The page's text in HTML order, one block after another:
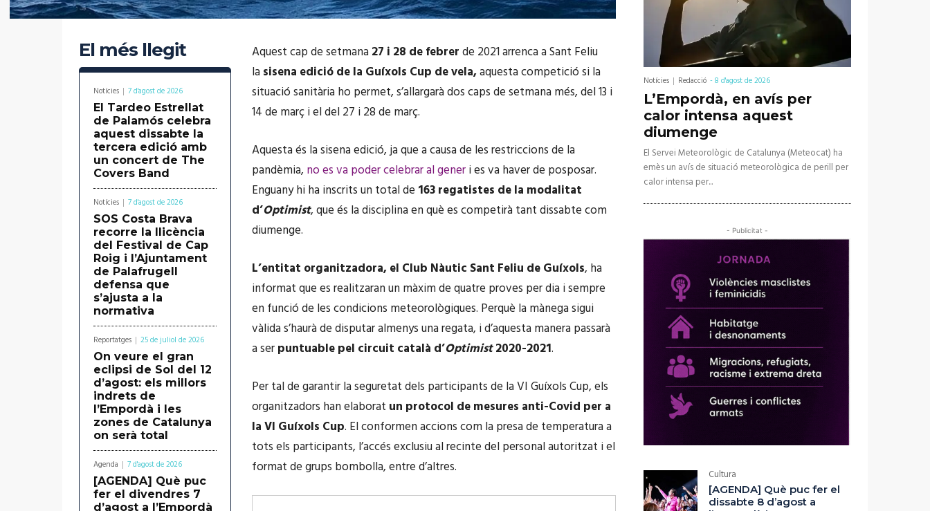
El més llegit
Notícies 7 d'agost de 2026
El Tardeo Estrellat
de Palamós celebra
aquest dissabte la
tercera edició amb
un concert de The
Covers Band
Notícies 7 d'agost de 2026
SOS Costa Brava
recorre la llicència
del Festival de Cap
Roig i l’Ajuntament
de Palafrugell
defensa que
s’ajusta a la
normativa
Reportatges 25 de juliol de 2026
On veure el gran
eclipsi de Sol del 12
d’agost: els millors
indrets de
l’Empordà i les
zones de Catalunya
on serà total
Agenda 7 d'agost de 2026
[AGENDA] Què puc
fer el divendres 7
d’agost a l’Empordà
Aquest cap de setmana 27 i 28 de febrerde 2021 arrenca a Sant Feliu
la sisena edició de la Guíxols Cup de vela,aquesta competició si la
situació sanitària ho permet, s’allargarà dos caps de setmana més, del 13 i
14 de març i el del 27 i 28 de març.
Aquesta és la sisena edició, ja que a causa de les restriccions de la
pandèmia, no es va poder celebrar al generi es va haver de posposar.
Enguany hi ha inscrits un total de 163 regatistes de la modalitat
d’Optimist, que és la disciplina en què es competirà tant dissabte com
diumenge.
L’entitat organitzadora, el Club Nàutic Sant Feliu de Guíxols, ha
informat que es realitzaran un màxim de quatre proves per dia i sempre
en funció de les condicions meteorològiques. Perquè la mànega sigui
vàlida s’haurà de disputar almenys una regata, i d’aquesta manera passarà
a serpuntuable pel circuit català d’Optimist2020-2021.
Per tal de garantir la seguretat dels participants de la VI Guíxols Cup, els
organitzadors han elaborat un protocol de mesures anti-Covid per a
la VI Guíxols Cup. El conformen accions com la presa de temperatura a
tots els participants, l’accés exclusiu al recinte del personal autoritzat i el
format de grups bombolla, entre d’altres.
Notícies Redacció -8 d'agost de 2026
L’Empordà, en avís per
calor intensa aquest
diumenge
El Servei Meteorològic de Catalunya (Meteocat) ha
emès un avís de situació meteorològica de perill per
calor intensa per...
- Publicitat -
Cultura
[AGENDA] Què puc fer el
dissabte 8 d’agost a